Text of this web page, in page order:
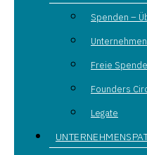
Spenden –
Freie Spende
Founders
Legate